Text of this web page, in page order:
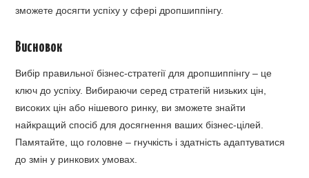
зможете досягти успіху у сфері дропшиппінгу.
Висновок
Вибір правильної бізнес-стратегії для дропшиппінгу – це
ключ до успіху. Вибираючи серед стратегій низьких цін,
високих цін або нішевого ринку, ви зможете знайти
найкращий спосіб для досягнення ваших бізнес-цілей.
Памятайте, що головне – гнучкість і здатність адаптуватися
до змін у ринкових умовах.